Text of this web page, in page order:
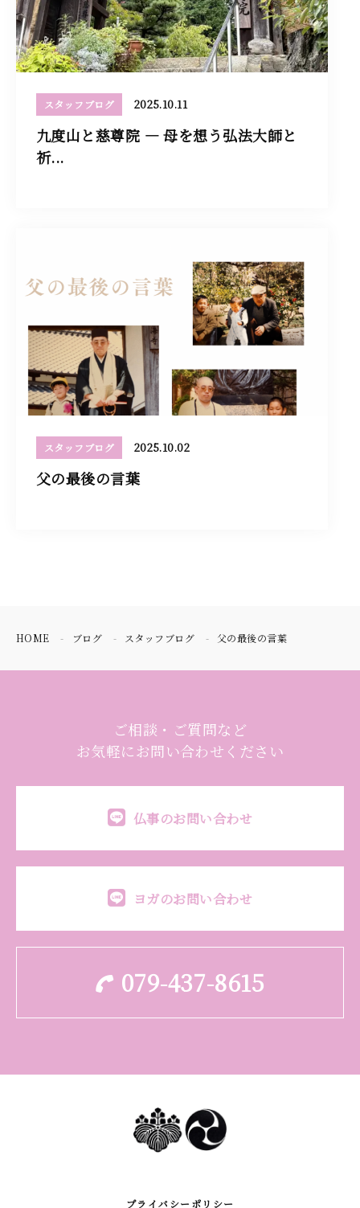
スタッフブログ 2025.10.11
九度山と慈尊院 ― 母を想う弘法大師と
祈...
スタッフブログ 2025.10.02
父の最後の言葉
HOME ブログ スタッフブログ 父の最後の言葉
ご相談・ご質問など
お気軽にお問い合わせください
仏事のお問い合わせ
ヨガのお問い合わせ
079-437-8615
プライバシーポリシー